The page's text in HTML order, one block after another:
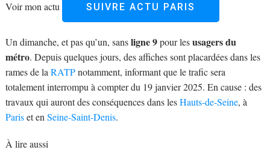
Voir mon actu
SUIVRE ACTU PARIS
Un dimanche, et pas qu’un, sansligne 9pour lesusagers du
métro. Depuis quelques jours, des affiches sont placardées dans les
rames de la RATPnotamment, informant que le trafic sera
totalement interrompu à compter du 19 janvier 2025. En cause : des
travaux qui auront des conséquences dans lesHauts-de-Seine, à
Pariset en Seine-Saint-Denis.
À lire aussi